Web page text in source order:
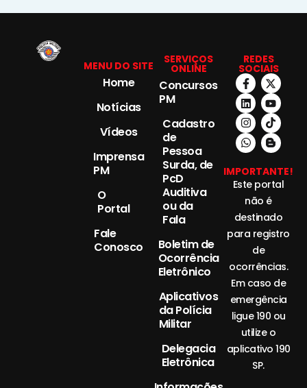
MENU DO SITE
Home
Notícias
Vídeos
Imprensa
PM
O
Portal
Fale
Conosco
SERVIÇOS
ONLINE
Concursos
PM
Cadastro
de
Pessoa
Surda, de
PcD
Auditiva
ou da
Fala
Boletim de
Ocorrência
Eletrônico
Aplicativos
da Polícia
Militar
Delegacia
Eletrônica
REDES
SOCIAIS
IMPORTANTE!
Este portal
não é
destinado
para registro
de
ocorrências.
Em caso de
emergência
ligue 190 ou
utilize o
aplicativo 190
SP.